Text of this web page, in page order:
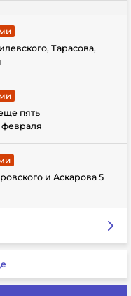
Тарасова,
пять
февраля
и Аскарова 5